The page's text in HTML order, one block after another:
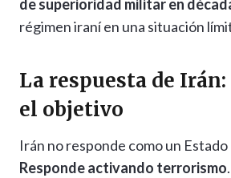
de superioridad militar en
régimen iraní en una situación
La respuesta de
el objetivo
Irán no responde como un
Responde activando terrorismo.